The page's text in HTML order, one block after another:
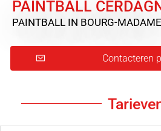
PAINTBALL
PAINTBALL IN BOURG-MADAME
Contacteren